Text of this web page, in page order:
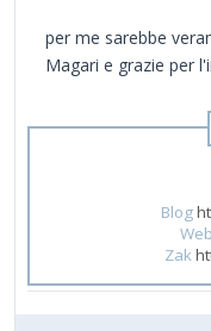
per me sarebbe
Magari e grazie per
Blog
Web
Zak